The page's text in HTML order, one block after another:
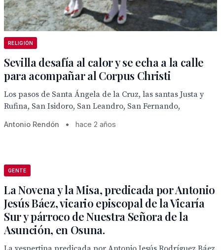
RELIGIÓN
Sevilla desafía al calor y se echa a la calle
para acompañar al Corpus Christi
Los pasos de Santa Ángela de la Cruz, las santas Justa y
Rufina, San Isidoro, San Leandro, San Fernando,
Antonio Rendón • hace 2 años
GENTE
La Novena y la Misa, predicada por Antonio
Jesús Báez, vicario episcopal de la Vicaría
Sur y párroco de Nuestra Señora de la
Asunción, en Osuna.